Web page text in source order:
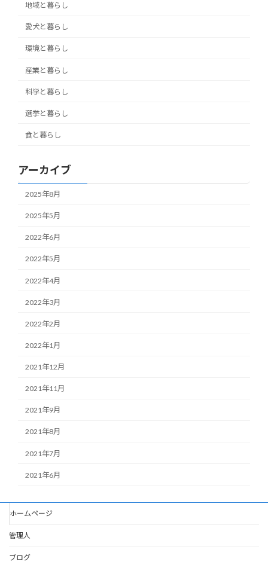
地域と暮らし
愛犬と暮らし
環境と暮らし
産業と暮らし
科学と暮らし
選挙と暮らし
食と暮らし
アーカイブ
2025年8月
2025年5月
2022年6月
2022年5月
2022年4月
2022年3月
2022年2月
2022年1月
2021年12月
2021年11月
2021年9月
2021年8月
2021年7月
2021年6月
ホームページ
管理人
ブログ